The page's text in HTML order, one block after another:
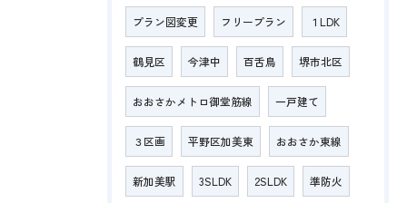
プラン図変更 フリープラン １LDK
鶴見区 今津中 百舌鳥 堺市北区
おおさかメトロ御堂筋線 一戸建て
３区画 平野区加美東 おおさか東線
新加美駅 3SLDK 2SLDK 準防火